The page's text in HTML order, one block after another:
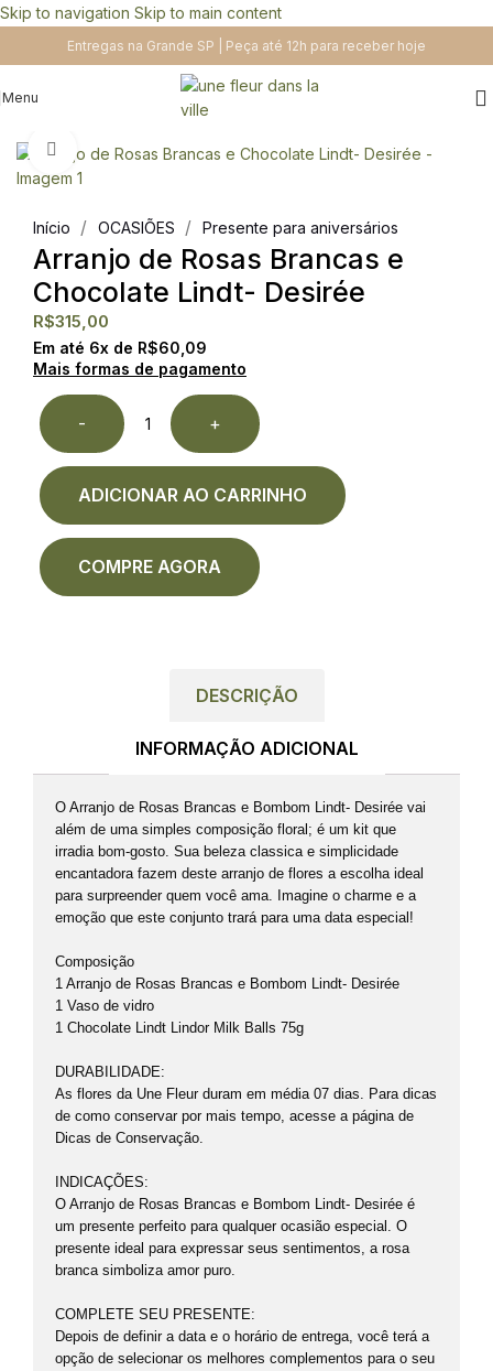
Skip to navigation Skip to main content
Entregas na Grande SP | Peça até 12h para receber hoje
Menu
Clique para ampliar
Início / OCASIÕES / Presente para aniversários
Arranjo de Rosas Brancas e
Chocolate Lindt- Desirée
R$315,00
Em até 6x de R$60,09
Mais formas de pagamento
- +
ADICIONAR AO CARRINHO
COMPRE AGORA
DESCRIÇÃO
INFORMAÇÃO ADICIONAL
O Arranjo de Rosas Brancas e Bombom Lindt- Desirée vai
além de uma simples composição floral; é um kit que
irradia bom-gosto. Sua beleza classica e simplicidade
encantadora fazem deste arranjo de flores a escolha ideal
para surpreender quem você ama. Imagine o charme e a
emoção que este conjunto trará para uma data especial!
Composição
1 Arranjo de Rosas Brancas e Bombom Lindt- Desirée
1 Vaso de vidro
1 Chocolate Lindt Lindor Milk Balls 75g
DURABILIDADE:
As flores da Une Fleur duram em média 07 dias. Para dicas
de como conservar por mais tempo, acesse a página de
Dicas de Conservação.
INDICAÇÕES:
O Arranjo de Rosas Brancas e Bombom Lindt- Desirée é
um presente perfeito para qualquer ocasião especial. O
presente ideal para expressar seus sentimentos, a rosa
branca simboliza amor puro.
COMPLETE SEU PRESENTE:
Depois de definir a data e o horário de entrega, você terá a
opção de selecionar os melhores complementos para o seu